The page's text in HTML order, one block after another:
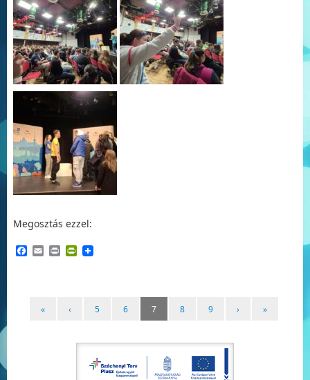
Megosztás ezzel:
Facebook
EmailPrintPrintFriendly
« ‹ 5 6 7 8 9 › »